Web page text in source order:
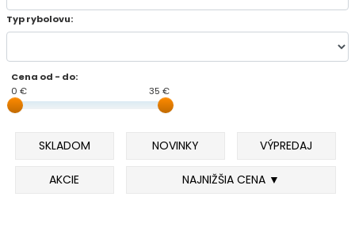
Typ rybolovu:
Cena od - do:
0 €
35 €
SKLADOM NOVINKY VÝPREDAJ
AKCIE NAJNIŽŠIA CENA ▼
PRÍVLAČOVÉ PRÚTY
BIČE A DELIČKY
SPODOVÉ A MARKEROVACIE PRÚTY
FEEDER ŠPIČKY
MATCHOVÉ A BOLOGNESOVÉ PRÚTY